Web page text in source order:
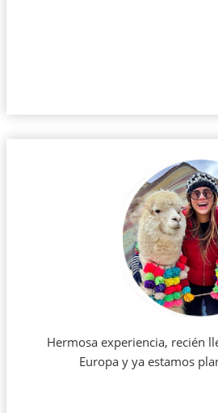
Hermosa experiencia, recién
Europa y ya estamos